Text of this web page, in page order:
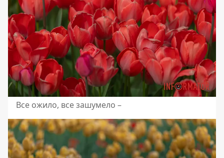
Все ожило, все зашумело –